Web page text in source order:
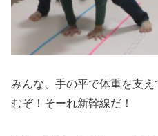
みんな、手の平で体重を支
むぞ！そーれ新幹線だ！